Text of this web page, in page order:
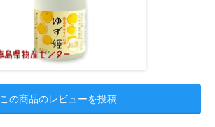
この商品のレビューを投稿